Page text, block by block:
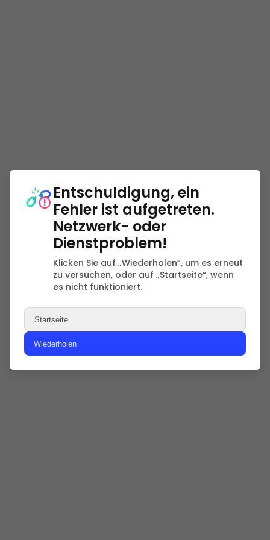
Entschuldigung, ein
Fehler ist aufgetreten.
Netzwerk- oder
Dienstproblem!
Klicken Sie auf „Wiederholen“, um es erneut
zu versuchen, oder auf „Startseite“, wenn
es nicht funktioniert.
Startseite
Wiederholen